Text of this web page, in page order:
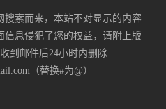
索而来，本站不对显示的内容
信息侵犯了您的权益，请附上版
到邮件后24小时内删除
（替换#为@）